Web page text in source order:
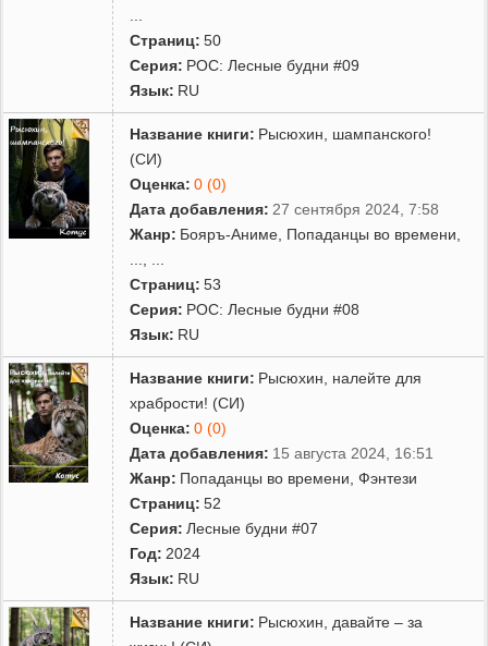
Страниц: 50
Серия: РОС: Лесные будни #09
Язык: RU
Название книги: Рысюхин, шампанского!
(СИ)
Оценка: 0 (0)
Дата добавления: 27 сентября 2024, 7:58
Жанр: Бояръ-Аниме Попаданцы во времени
Страниц: 53
Серия: РОС: Лесные будни #08
Язык: RU
Название книги: Рысюхин, налейте для
храбрости! (СИ)
Оценка: 0 (0)
Дата добавления: 15 августа 2024, 16:51
Жанр: Попаданцы во времени ,Фэнтези
Страниц: 52
Серия: Лесные будни #07
Год: 2024
Язык: RU
Название книги: Рысюхин, давайте – за